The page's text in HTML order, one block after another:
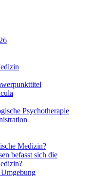
Psychotherapie
Medizin?
befasst sich die